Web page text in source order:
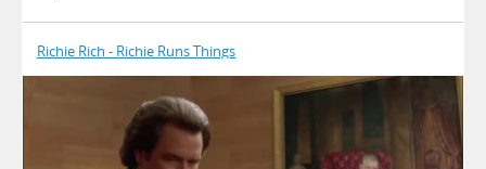
Richie Rich - Richie Runs Things